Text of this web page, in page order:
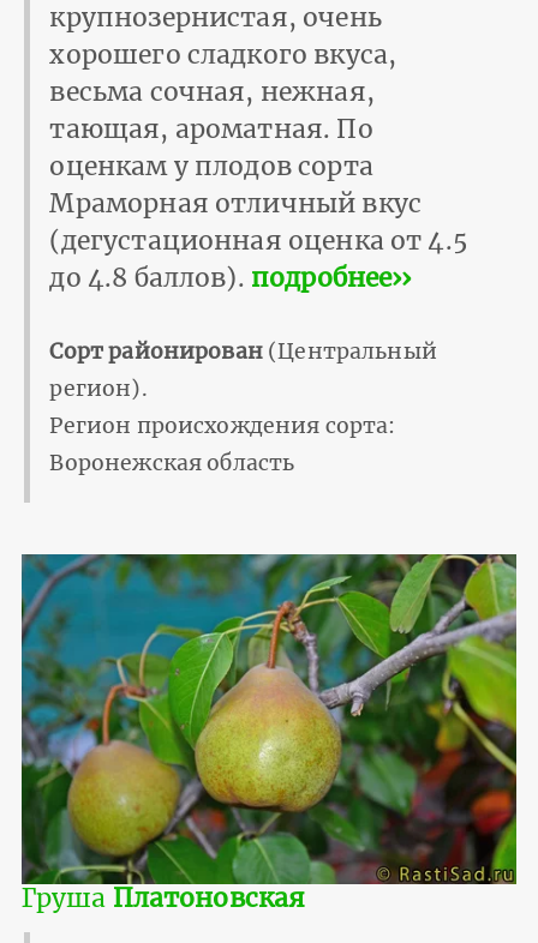
крупнозернистая, очень
хорошего сладкого вкуса,
весьма сочная, нежная,
тающая, ароматная. По
оценкам у плодов сорта
Мраморная отличный вкус
(дегустационная оценка от 4.5
до 4.8 баллов). подробнее››
Сорт районирован(Центральный
регион).
Регион происхождения сорта:
Воронежская область
Груша Платоновская